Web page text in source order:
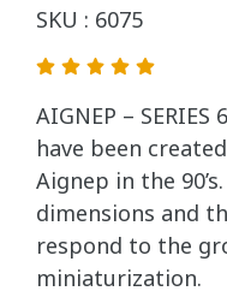
SKU : 6075
AIGNEP –
have been
Aignep in the
dimensions and
respond to the
miniaturization.